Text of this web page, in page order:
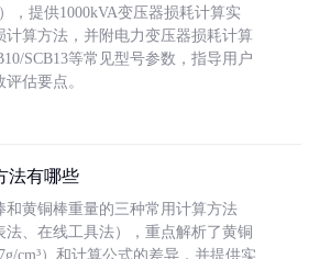
），提供1000kVA变压器损耗计算实
计算方法，并附电力变压器损耗计算
SCB13等常见型号参数，指导用户
估要点。
法有哪些
和黄铜棒重量的三种常用计算方法
法、在线工具法），重点解析了黄铜
cm³）和计算公式的差异，并提供实